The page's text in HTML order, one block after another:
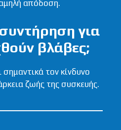
απόδοση.
για
βλάβες;
τον κίνδυνο
ζωής της συσκευής.